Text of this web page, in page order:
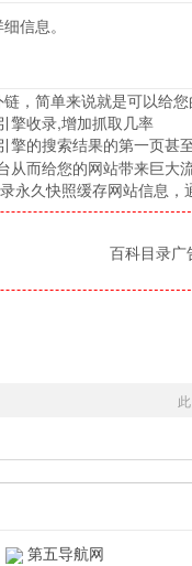
信息。
链，简单来说就是可以给
擎收录,增加抓取几率
擎的搜索结果的第一页甚
从而给您的网站带来巨大
永久快照缓存网站信息
百科目录
第五导航网